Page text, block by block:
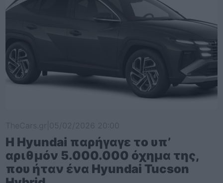
Η Hyundai παρήγαγε το υπ’
αριθμόν 5.000.000 όχημα της,
που ήταν ένα Hyundai Tucson